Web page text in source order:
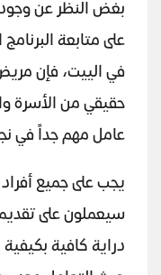
بغض النظر عن
على متابعة
في الييت، فإن
حقيقي من الأسرة
عامل مهم جداً في
يجب على جميع
سيعملون على
دراية كافية